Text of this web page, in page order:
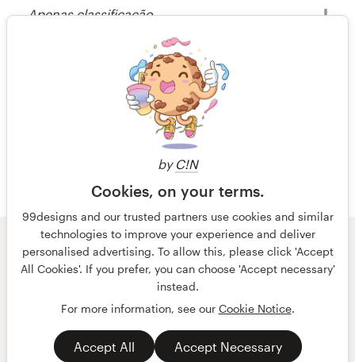
by C!N
Cookies, on your terms.
99designs and our trusted partners use cookies and similar
technologies to improve your experience and deliver
personalised advertising. To allow this, please click 'Accept
All Cookies'. If you prefer, you can choose 'Accept necessary'
instead.
For more information, see our Cookie Notice.
Accept All Accept Necessary
há 14 anos
Andrew Franklin
Visualizar seu concurso de outros
há 14 anos
Matt Bacak
Visualizar seu concurso de outros
Apenas classificação
© 99designs
por Vista
Termos e condições
Privacidade
Dados sobre a empresa
português English